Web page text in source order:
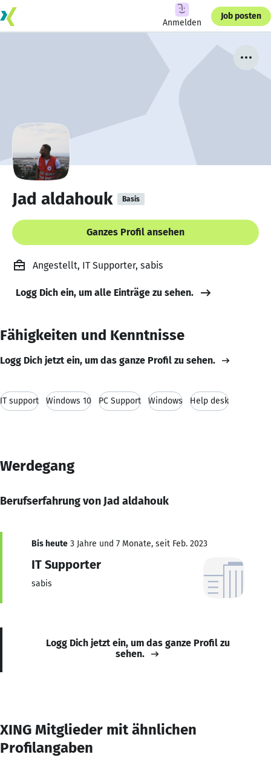
Anmelden
Job posten
Jad aldahouk Basis
Ganzes Profil ansehen
Angestellt, IT Supporter, sabis
Logg Dich ein, um alle Einträge zu sehen.
Fähigkeiten und Kenntnisse
Logg Dich jetzt ein, um das ganze Profil zu sehen.
IT support Windows 10 PC Support Windows Help desk
Werdegang
Berufserfahrung von Jad aldahouk
Bis heute 3 Jahre und 7 Monate, seit Feb. 2023
IT Supporter
sabis
Logg Dich jetzt ein, um das ganze Profil zu
sehen.
XING Mitglieder mit ähnlichen
Profilangaben